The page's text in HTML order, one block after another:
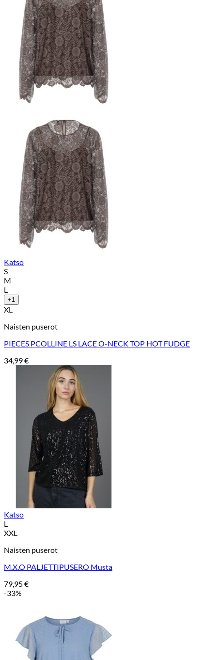
Katso
S
M
L
+1
XL
Naisten puserot
PIECES PCOLLINE LS LACE O-NECK TOP HOT FUDGE
34,99€
Katso
L
XXL
Naisten puserot
M.X.O PALJETTIPUSERO Musta
79,95€
-33%